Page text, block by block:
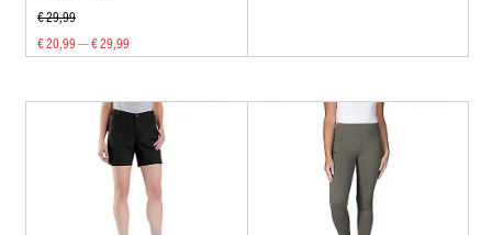
€ 29,99
€ 20,99 — € 29,99